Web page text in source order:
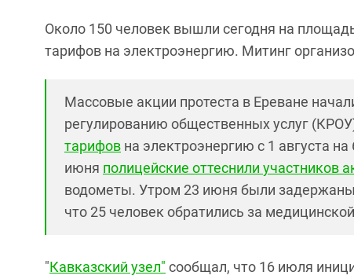
Около 150 человек вышли сегодня на
тарифов на электроэнергию. Митинг
Массовые акции протеста в Ереване
регулированию общественных услуг
тарифов на электроэнергию с 1 августа
июня полицейские оттеснили участников
водометы. Утром 23 июня были
что 25 человек обратились за
"Кавказский узел" сообщал, что 16 июля